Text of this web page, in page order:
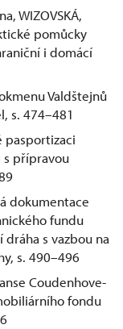
WIZOVSKÁ,
pomůcky
i domácí
Valdštejnů
s. 474–481
pasportizaci
s přípravou
dokumentace
fundu
s vazbou na
s. 490–496
Coudenhove-
fondu